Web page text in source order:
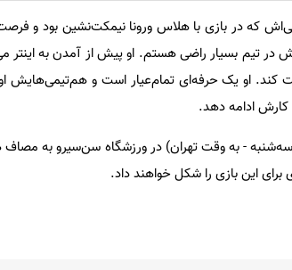
که در بازی با هلاس ورونا نیمکت‌نشین بود و فرصت
در تیم بسیار راضی هستم. او پیش از آمدن به اینتر
کند. او یک حرفه‌ای تمام‌عیار است و هم‌تیمی‌هایش
کارش ادامه دهد.
و لایپزیگ در حالی از ساعت 23:30 فردا (سه‌شنبه - به وقت تهران) در ورزشگاه
این بازی را شکل خواهند داد.